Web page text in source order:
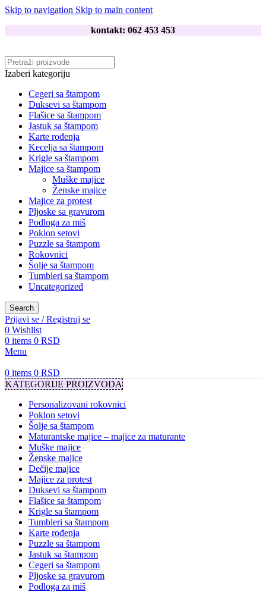
Skip to navigation Skip to main content
kontakt: 062 453 453
Izaberi kategoriju
Cegeri sa štampom
Duksevi sa štampom
Flašice sa štampom
Jastuk sa štampom
Karte rođenja
Kecelja sa štampom
Krigle sa štampom
Majice sa štampom
Muške majice
Ženske majice
Majice za protest
Pljoske sa gravurom
Podloga za miš
Poklon setovi
Puzzle sa štampom
Rokovnici
Šolje sa štampom
Tumbleri sa štampom
Uncategorized
Search
Prijavi se / Registruj se
0 Wishlist
0 items 0 RSD
Menu
0 items 0 RSD
KATEGORIJE PROIZVODA
Personalizovani rokovnici
Poklon setovi
Šolje sa štampom
Maturantske majice – majice za maturante
Muške majice
Ženske majice
Dečije majice
Majice za protest
Duksevi sa štampom
Flašice sa štampom
Krigle sa štampom
Tumbleri sa štampom
Karte rođenja
Puzzle sa štampom
Jastuk sa štampom
Cegeri sa štampom
Pljoske sa gravurom
Podloga za miš